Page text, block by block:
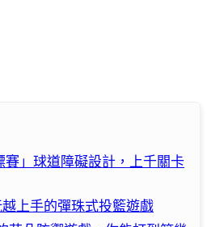
賽」球道障礙設計，上千關卡
上手的彈珠式投籃遊戲